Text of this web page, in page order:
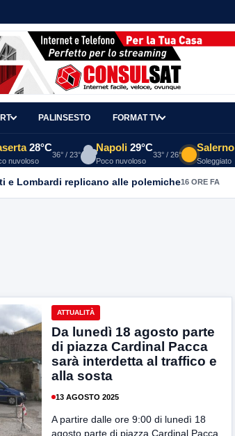
PALINSESTO FORMAT TV
28°C
nuvoloso
36° / 23°
Napoli 29°C
Poco nuvoloso
33° / 26°
Salerno
Soleggiato
e Lombardi replicano alle polemiche16 ORE FA
ATTUALITÀ
Da lunedì 18 agosto parte
di piazza Cardinal Pacca
sarà interdetta al traffico e
alla sosta
13 AGOSTO 2025
A partire dalle ore 9:00 di lunedì 18
agosto parte di piazza Cardinal Pacca